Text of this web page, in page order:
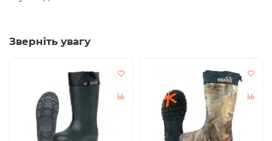
Зверніть увагу